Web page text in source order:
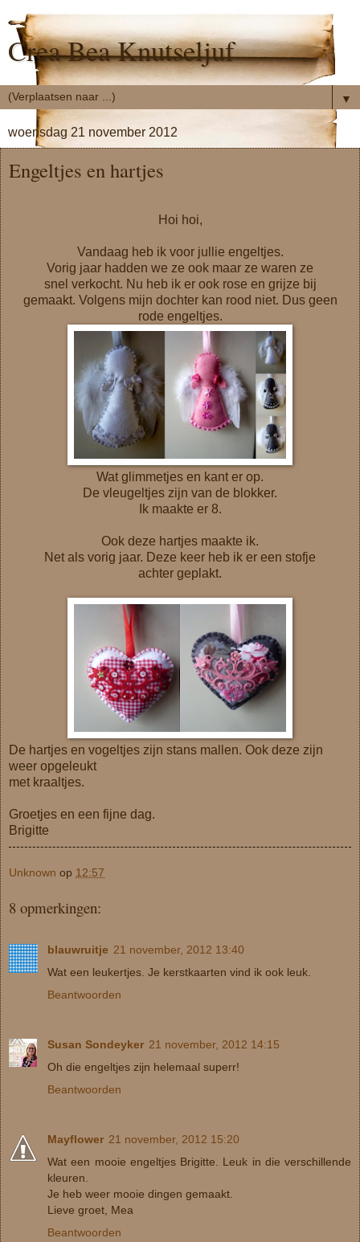
Crea Bea Knutseljuf
▼
woensdag 21 november 2012
Engeltjes en hartjes
Hoi hoi,
Vandaag heb ik voor jullie engeltjes.
Vorig jaar hadden we ze ook maar ze waren ze
snel verkocht. Nu heb ik er ook rose en grijze bij
gemaakt. Volgens mijn dochter kan rood niet. Dus geen
rode engeltjes.
Wat glimmetjes en kant er op.
De vleugeltjes zijn van de blokker.
Ik maakte er 8.
Ook deze hartjes maakte ik.
Net als vorig jaar. Deze keer heb ik er een stofje
achter geplakt.
De hartjes en vogeltjes zijn stans mallen. Ook deze zijn
weer opgeleukt
met kraaltjes.
Groetjes en een fijne dag.
Brigitte
Unknown op 12:57
8 opmerkingen:
blauwruitje 21 november, 2012 13:40
Wat een leukertjes. Je kerstkaarten vind ik ook leuk.
Beantwoorden
Susan Sondeyker 21 november, 2012 14:15
Oh die engeltjes zijn helemaal superr!
Beantwoorden
Mayflower 21 november, 2012 15:20
Wat een mooie engeltjes Brigitte. Leuk in die verschillende
kleuren.
Je heb weer mooie dingen gemaakt.
Lieve groet, Mea
Beantwoorden